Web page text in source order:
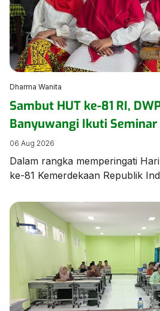
dihadiri oleh civitas […]
Dharma Wanita
Sambut HUT ke-81 RI,
Banyuwangi Ikuti
Pendidikan Inklusif untuk
Kepercayaan Diri Anak
06 Aug 2026
Dalam rangka memperingati
ke-81 Kemerdekaan Republik
berkebutuhan khusus, Dharma
Unsur Pelaksana MTSN 1
seminar pengasuhan secara
(6/8/2026). ​Kegiatan yang
“Menumbuhkan Kepercayaan
diikuti oleh pengurus dan
Kementerian Agama […]